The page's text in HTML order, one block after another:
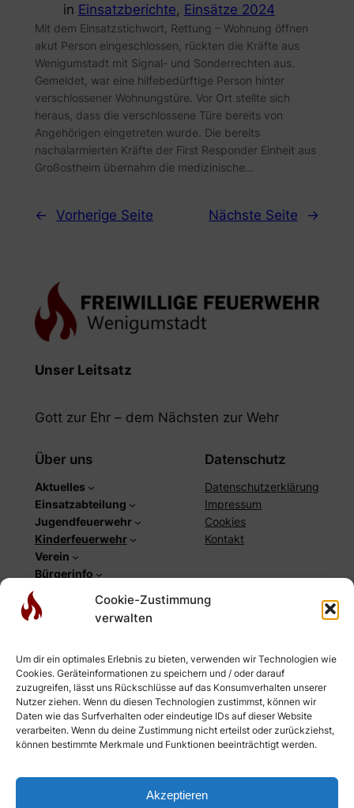
Cookie-Zustimmung
verwalten
Um dir ein optimales Erlebnis zu bieten, verwenden wir Technologien wie
Cookies. Geräteinformationen zu speichern und / oder darauf
zuzugreifen, lässt uns Rückschlüsse auf das Konsumverhalten unserer
Nutzer ziehen. Wenn du diesen Technologien zustimmst, können wir
Daten wie das Surfverhalten oder eindeutige IDs auf dieser Website
verarbeiten. Wenn du deine Zustimmung nicht erteilst oder zurückziehst,
können bestimmte Merkmale und Funktionen beeinträchtigt werden.
Akzeptieren
in Einsatzberichte, Einsätze 2024
Mit dem Einsatzstichwort, Rettung – Wohnung öffnen
akut Person eingeschlossen, rückten die Kräfte aus
Wenigumstadt mit Signal- und Sonderrechten aus.
Gemeldet, war eine hilfebedürftige Person hinter
verschlossener Wohnungstüre. Vor Ort stellte sich
heraus, dass die verschlossene Türe bereits von
Angehörigen eingetreten wurde. Die bereits
nachalarmierten Kräfte der First Responder Einheit aus
Großostheim übernahm die medizinische…
← Vorherige Seite Nächste Seite →
Unser Leitsatz
Gott zur Ehr – dem Nächsten zur Wehr
Über uns
Aktuelles
Einsatzabteilung
Jugendfeuerwehr
Kinderfeuerwehr
Verein
Bürgerinfo
Datenschutz
Datenschutzerklärung
Impressum
Cookies
Kontakt
Social
YouTube
Newsletter
RSS-Feed Einsätze
RSS-Feed Webseite